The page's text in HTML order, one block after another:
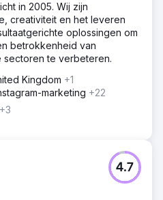
in 2005. Wij zijn
creativiteit en het leveren
oplossingen om
betrokkenheid van
te verbeteren.
Kingdom +1
marketing +22
+3
4.7